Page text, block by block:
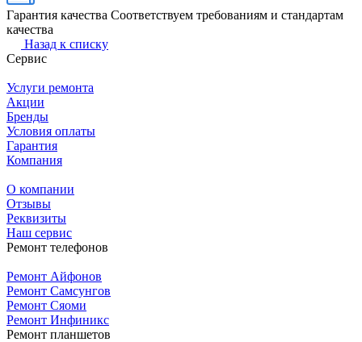
Гарантия качества Соответствуем требованиям и стандартам
качества
Назад к списку
Сервис
Услуги ремонта
Акции
Бренды
Условия оплаты
Гарантия
Компания
О компании
Отзывы
Реквизиты
Наш сервис
Ремонт телефонов
Ремонт Айфонов
Ремонт Самсунгов
Ремонт Сяоми
Ремонт Инфиникс
Ремонт планшетов